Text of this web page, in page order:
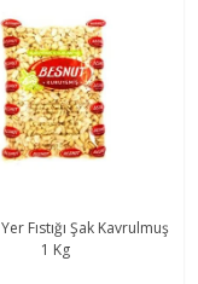
Yer Fıstığı Şak Kavrulmuş
1 Kg